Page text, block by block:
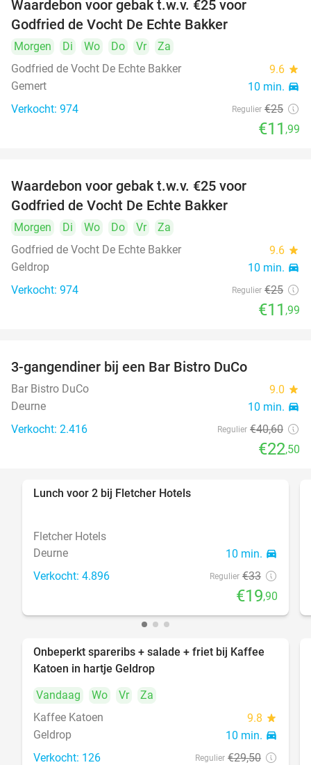
Waardebon voor gebak t.w.v. €25 voor
Godfried de Vocht De Echte Bakker
Morgen Di Wo Do Vr
Za
Godfried de Vocht De Echte Bakker
9.6 star
Gemert 10 min. directions_car
Verkocht: 974 Regulier €25
€11 ,99
Waardebon voor gebak t.w.v. €25 voor
Godfried de Vocht De Echte Bakker
Morgen Di Wo Do Vr
Za
Godfried de Vocht De Echte Bakker
9.6 star
Geldrop 10 min. directions_car
Verkocht: 974 Regulier €25
€11 ,99
3-gangendiner bij een Bar Bistro DuCo
Bar Bistro DuCo 9.0 star
Deurne 10 min. directions_car
Verkocht: 2.416 Regulier €40,60
€22,50
Lunch voor 2 bij Fletcher Hotels
Fletcher Hotels
Deurne
10 min. directions_car
Verkocht: 4.896 Regulier €33
€19,90
27%
Onbeperkt spareribs + salade + friet bij Kaffee
Katoen in hartje Geldrop
Vandaag
Wo Vr
Za
Kaffee Katoen
9.8 star
Geldrop 10 min. directions_car
Verkocht: 126 Regulier €29,50